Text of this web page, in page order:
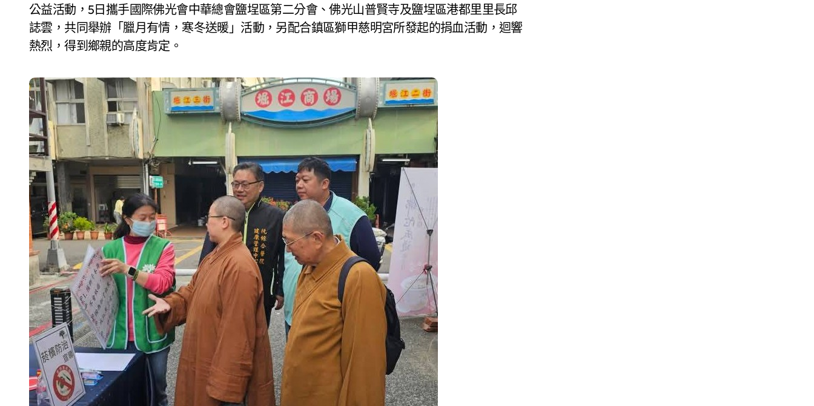
公益活動，5日攜手國際佛光會中華總會鹽埕區第二分會、佛光山普賢寺及鹽埕區港都里里長邱
誌雲，共同舉辦「臘月有情，寒冬送暖」活動，另配合鎮區獅甲慈明宮所發起的捐血活動，迴響
熱烈，得到鄉親的高度肯定。